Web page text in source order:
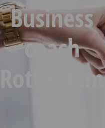
Business
coach
Rotterdam